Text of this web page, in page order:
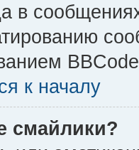
в
к началу
смайлики?